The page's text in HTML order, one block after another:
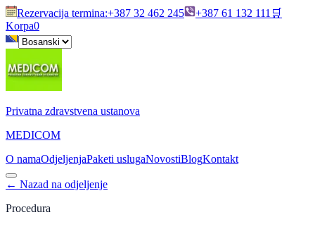
Rezervacija termina:+387 32 462 245 +387 61 132 111 🛒
Korpa0
Privatna zdravstvena ustanova
MEDICOM
O namaOdjeljenjaPaketi uslugaNovostiBlogKontakt
← Nazad na odjeljenje
Procedura